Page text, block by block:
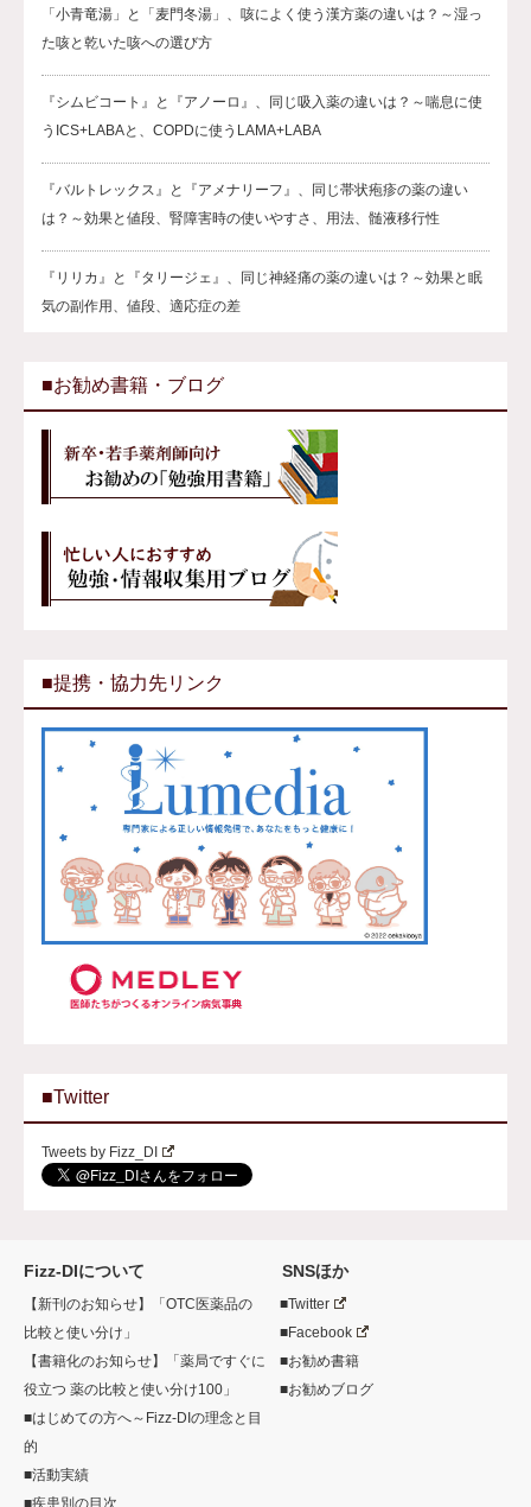
「小青竜湯」と「麦門冬湯」、咳によく使う漢方薬の違いは？～湿っ
た咳と乾いた咳への選び方
『シムビコート』と『アノーロ』、同じ吸入薬の違いは？～喘息に使
うICS+LABAと、COPDに使うLAMA+LABA
『バルトレックス』と『アメナリーフ』、同じ帯状疱疹の薬の違い
は？～効果と値段、腎障害時の使いやすさ、用法、髄液移行性
『リリカ』と『タリージェ』、同じ神経痛の薬の違いは？～効果と眠
気の副作用、値段、適応症の差
■お勧め書籍・ブログ
■提携・協力先リンク
■Twitter
Tweets by Fizz_DI
Fizz-DIについて
【新刊のお知らせ】「OTC医薬品の
比較と使い分け」
【書籍化のお知らせ】「薬局ですぐに
役立つ 薬の比較と使い分け100」
■はじめての方へ～Fizz-DIの理念と目
的
■活動実績
SNSほか
■Twitter
■Facebook
■お勧め書籍
■お勧めブログ